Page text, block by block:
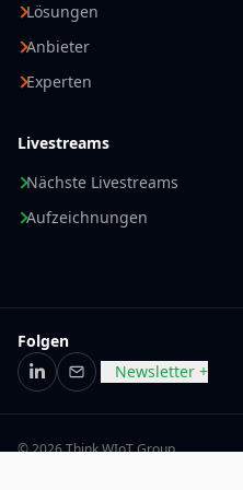
Lösungen
Anbieter
Experten
Livestreams
Nächste Livestreams
Aufzeichnungen
Folgen
LinkedIn
E-MailNewsletter +
© 2026 Think WIoT Group